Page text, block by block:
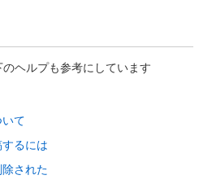
ヘルプも参考にしています
て
るには
された